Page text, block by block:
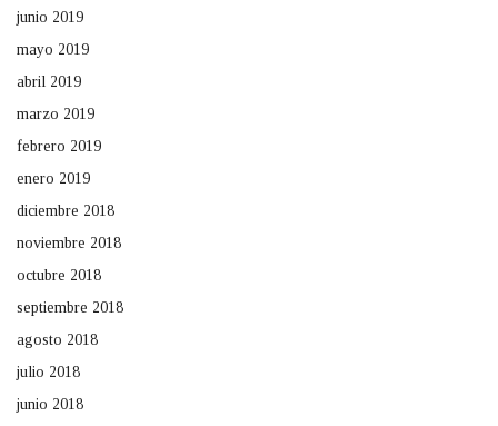
junio 2019
mayo 2019
abril 2019
marzo 2019
febrero 2019
enero 2019
diciembre 2018
noviembre 2018
octubre 2018
septiembre 2018
agosto 2018
julio 2018
junio 2018